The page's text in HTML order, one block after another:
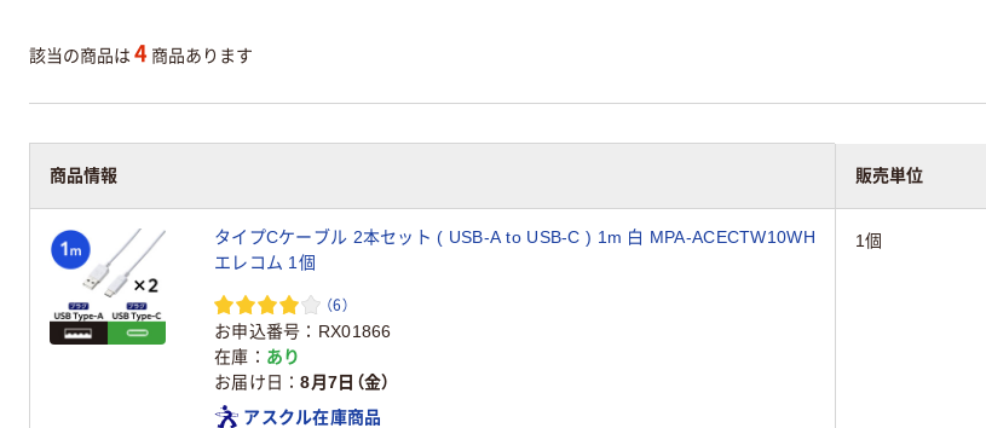
該当の商品は 4 商品あります
商品情報 販売単位
タイプCケーブル 2本セット ( USB-A to USB-C ) 1m 白 MPA-ACECTW10WH
エレコム 1個
（6）
お申込番号
RX01866
在庫
あり
お届け日
8月7日（金）
アスクル在庫商品
1個